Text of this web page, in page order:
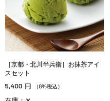
［京都・北川半兵衞］お抹茶アイ
スセット
5,400 円 （8%税込）